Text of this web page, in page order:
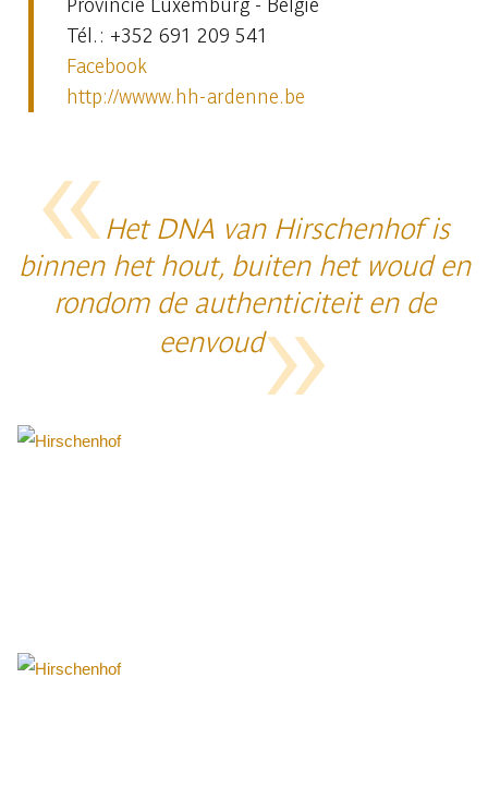
Provincie Luxemburg - België
Tél. : +352 691 209 541
Facebook
http://wwww.hh-ardenne.be
Het DNA van Hirschenhof is
binnen het hout, buiten het woud en
rondom de authenticiteit en de
eenvoud